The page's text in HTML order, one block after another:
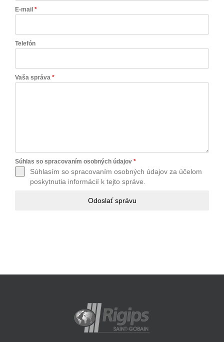
E-mail *
Telefón
Vaša správa *
Súhlas so spracovaním osobných údajov *
Súhlasím so spracovaním osobných údajov za účelom
poskytnutia informácií k tejto správe.
Odoslať správu